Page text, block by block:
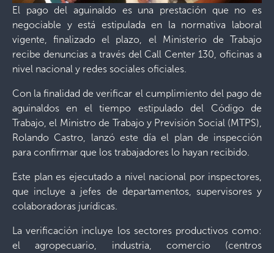
El pago del aguinaldo es una prestación que no es
negociable y está estipulada en la normativa laboral
vigente, finalizado el plazo, el Ministerio de Trabajo
recibe denuncias a través del Call Center 130, oficinas a
nivel nacional y redes sociales oficiales.
Con la finalidad de verificar el cumplimiento del pago de
aguinaldos en el tiempo estipulado del Código de
Trabajo, el Ministro de Trabajo y Previsión Social (MTPS),
Rolando Castro, lanzó este día el plan de inspección
para confirmar que los trabajadores lo hayan recibido.
Este plan es ejecutado a nivel nacional por inspectores,
que incluye a jefes de departamentos, supervisores y
colaboradoras jurídicas.
La verificación incluye los sectores productivos como:
el agropecuario, industria, comercio (centros